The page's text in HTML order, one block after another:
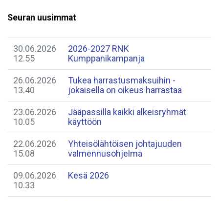
Seuran uusimmat
30.06.2026
12.55
2026-2027 RNK
Kumppanikampanja
26.06.2026
13.40
Tukea harrastusmaksuihin -
jokaisella on oikeus harrastaa
23.06.2026
10.05
Jääpassilla kaikki alkeisryhmät
käyttöön
22.06.2026
15.08
Yhteisölähtöisen johtajuuden
valmennusohjelma
09.06.2026
10.33
Kesä 2026